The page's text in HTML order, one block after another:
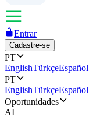
Entrar
Cadastre-se
PT
EnglishTürkçeEspañol
PT
EnglishTürkçeEspañol
Oportunidades
AI